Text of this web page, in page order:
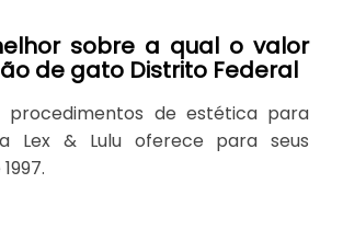
sobre a qual o valor
de gato Distrito Federal
procedimentos de estética para
Lex & Lulu oferece para seus